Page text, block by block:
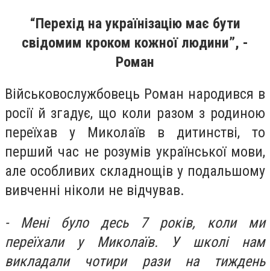
“Перехід на українізацію має бути
свідомим кроком кожної людини”, -
Роман
Військовослужбовець Роман народився в
росії й згадує, що коли разом з родиною
переїхав у Миколаїв в дитинстві, то
перший час не розумів української мови,
але особливих складнощів у подальшому
вивченні ніколи не відчував.
- Мені було десь 7 років, коли ми
переїхали у Миколаїв. У школі нам
викладали чотири рази на тиждень